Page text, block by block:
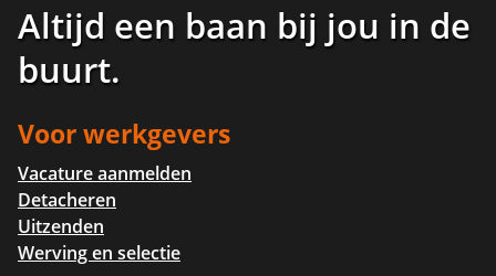
Altijd een baan bij jou in de
buurt.
Voor werkgevers
Vacature aanmelden
Detacheren
Uitzenden
Werving en selectie